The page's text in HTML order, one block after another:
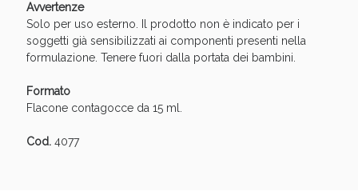
Avvertenze
Solo per uso esterno. Il prodotto non è indicato per i
soggetti già sensibilizzati ai componenti presenti nella
formulazione. Tenere fuori dalla portata dei bambini.
Formato
Flacone contagocce da 15 ml.
Cod.4077